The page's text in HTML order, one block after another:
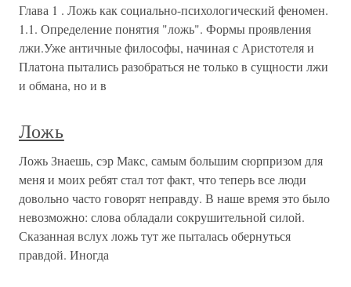
Глава 1 . Ложь как социально-психологический феномен.
1.1. Определение понятия "ложь". Формы проявления
лжи.Уже античные философы, начиная с Аристотеля и
Платона пытались разобраться не только в сущности лжи
и обмана, но и в
Ложь
Ложь Знаешь, сэр Макс, самым большим сюрпризом для
меня и моих ребят стал тот факт, что теперь все люди
довольно часто говорят неправду. В наше время это было
невозможно: слова обладали сокрушительной силой.
Сказанная вслух ложь тут же пыталась обернуться
правдой. Иногда